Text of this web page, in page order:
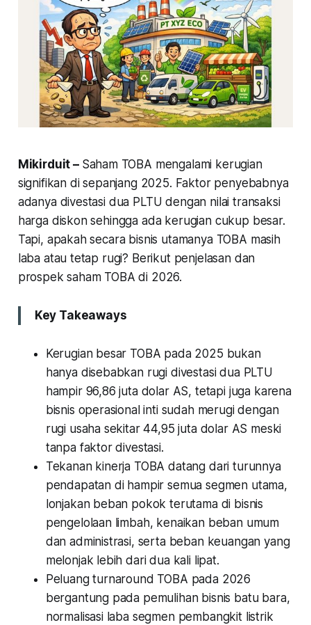
Mikirduit – Saham TOBA mengalami kerugian
signifikan di sepanjang 2025. Faktor penyebabnya
adanya divestasi dua PLTU dengan nilai transaksi
harga diskon sehingga ada kerugian cukup besar.
Tapi, apakah secara bisnis utamanya TOBA masih
laba atau tetap rugi? Berikut penjelasan dan
prospek saham TOBA di 2026.
Key Takeaways
Kerugian besar TOBA pada 2025 bukan
hanya disebabkan rugi divestasi dua PLTU
hampir 96,86 juta dolar AS, tetapi juga karena
bisnis operasional inti sudah merugi dengan
rugi usaha sekitar 44,95 juta dolar AS meski
tanpa faktor divestasi.
Tekanan kinerja TOBA datang dari turunnya
pendapatan di hampir semua segmen utama,
lonjakan beban pokok terutama di bisnis
pengelolaan limbah, kenaikan beban umum
dan administrasi, serta beban keuangan yang
melonjak lebih dari dua kali lipat.
Peluang turnaround TOBA pada 2026
bergantung pada pemulihan bisnis batu bara,
normalisasi laba segmen pembangkit listrik